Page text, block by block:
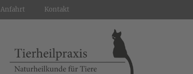
Anfahrt Kontakt